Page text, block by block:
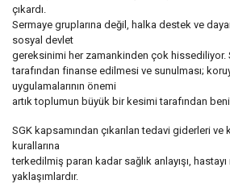
çıkardı.
Sermaye gruplarına değil, halka destek ve
sosyal devlet
gereksinimi her zamankinden çok hissediliyor.
tarafından finanse edilmesi ve sunulması;
uygulamalarının önemi
artık toplumun büyük bir kesimi tarafından
SGK kapsamından çıkarılan tedavi giderleri ve
kurallarına
terkedilmiş paran kadar sağlık anlayışı,
yaklaşımlardır.